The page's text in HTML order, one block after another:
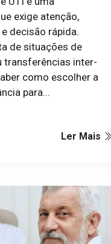
exige atenção,
decisão rápida.
de situações de
transferências inter-
como escolher a
para...
Ler Mais